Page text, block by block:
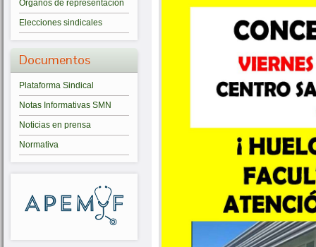
Órganos de representación
Elecciones sindicales
Documentos
Plataforma Sindical
Notas Informativas SMN
Noticias en prensa
Normativa